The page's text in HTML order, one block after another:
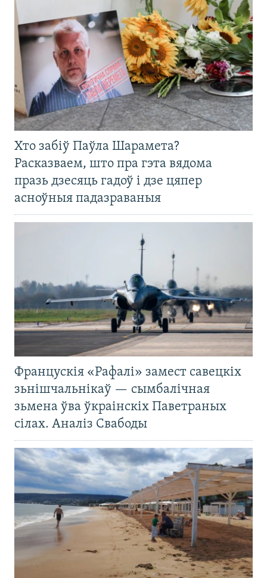
Хто забіў Паўла Шарамета?
Расказваем, што пра гэта вядома
празь дзесяць гадоў і дзе цяпер
асноўныя падазраваныя
Францускія «Рафалі» замест савецкіх
зьнішчальнікаў — сымбалічная
зьмена ўва ўкраінскіх Паветраных
сілах. Аналіз Свабоды